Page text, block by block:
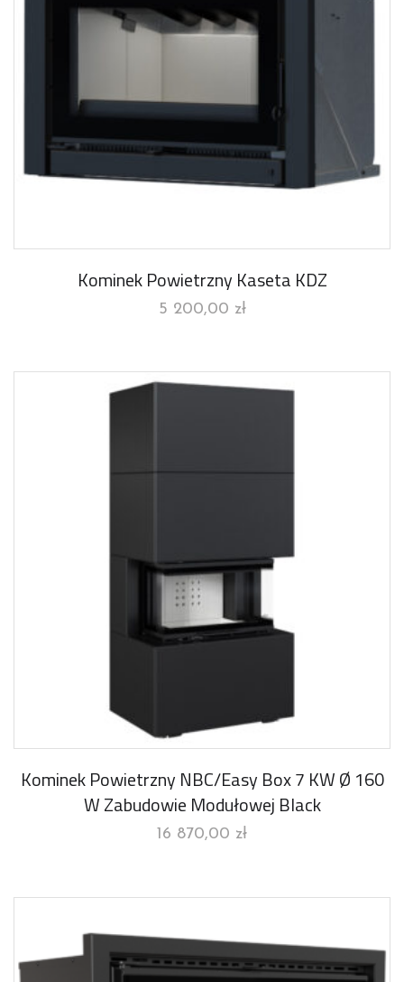
Kominek Powietrzny Kaseta KDZ
5 200,00 zł
Kominek Powietrzny NBC/Easy Box 7 KW Ø 160
W Zabudowie Modułowej Black
16 870,00 zł